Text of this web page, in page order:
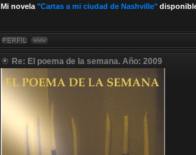
Mi novela "Cartas a mi ciudad de Nashville"
Re: El poema de la semana. Año: 2009